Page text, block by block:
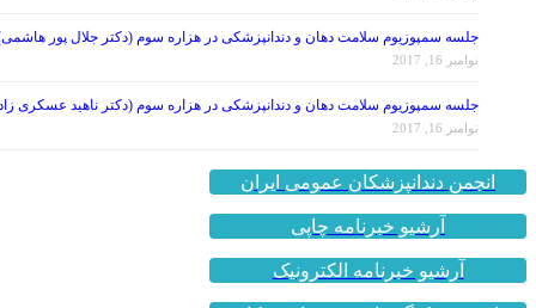
جلسه سمپوزیوم سلامت دهان و دندانپزشکی در هزاره سوم (دکتر جلال پور
نوامبر 16, 2017
جلسه سمپوزیوم سلامت دهان و دندانپزشکی در هزاره سوم (دکتر ناهید عسکری
نوامبر 16, 2017
انجمن دندانپزشکان عمومی ایران
آرشیو خبرنامه چاپی
آرشیو خبرنامه الکترونیک